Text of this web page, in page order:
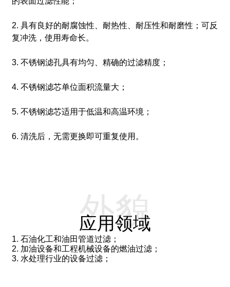
2. 具有良好的耐腐蚀性、耐热性、耐压性和耐磨性；可反
复冲洗，使用寿命长。
3. 不锈钢滤孔具有均匀、精确的过滤精度；
4. 不锈钢滤芯单位面积流量大；
5. 不锈钢滤芯适用于低温和高温环境；
6. 清洗后，无需更换即可重复使用。
应用领域
外貌
1. 石油化工和油田管道过滤；
2. 加油设备和工程机械设备的燃油过滤；
3. 水处理行业的设备过滤；